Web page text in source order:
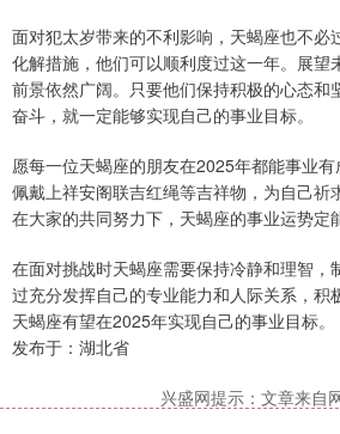
面对犯太岁带来的不利影响，天蝎座也不必
化解措施，他们可以顺利度过这一年。展望
前景依然广阔。只要他们保持积极的心态和
奋斗，就一定能够实现自己的事业目标。
愿每一位天蝎座的朋友在2025年都能事业
佩戴上祥安阁联吉红绳等吉祥物，为自己祈
在大家的共同努力下，天蝎座的事业运势定
在面对挑战时天蝎座需要保持冷静和理智，
过充分发挥自己的专业能力和人际关系，积
天蝎座有望在2025年实现自己的事业目标。
发布于：湖北省
兴盛网提示：文章来自